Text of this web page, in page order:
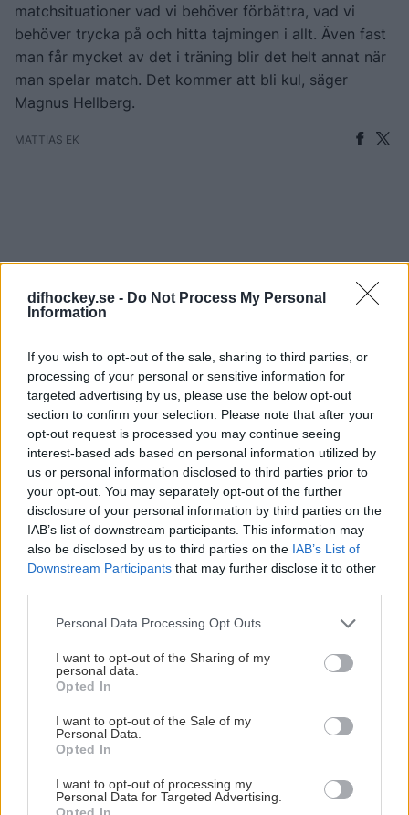
difhockey.se - Do Not Process My Personal
Information
If you wish to opt-out of the sale, sharing to third parties, or
processing of your personal or sensitive information for
targeted advertising by us, please use the below opt-out
section to confirm your selection. Please note that after your
opt-out request is processed you may continue seeing
interest-based ads based on personal information utilized by
us or personal information disclosed to third parties prior to
your opt-out. You may separately opt-out of the further
disclosure of your personal information by third parties on the
IAB’s list of downstream participants. This information may
also be disclosed by us to third parties on the IAB’s List of
Downstream Participants that may further disclose it to other
Please note that this website/app uses one or more Google
not limited to your visit or usage behaviour. You may click to
grant or deny consent to Google and its third-party tags to
use your data for below specified purposes in below Google
consent section.
Personal Data Processing Opt Outs
I want to opt-out of the Sharing of my
personal data.
Opted In
I want to opt-out of the Sale of my
Personal Data.
Opted In
I want to opt-out of processing my
Personal Data for Targeted Advertising.
Opted In
matchsituationer vad vi behöver förbättra, vad vi
behöver trycka på och hitta tajmingen i allt. Även fast
man får mycket av det i träning blir det helt annat när
man spelar match. Det kommer att bli kul, säger
Magnus Hellberg.
MATTIAS EK
SÅ VAR FÖRSTA VECKAN – EN SPELARE
Publicerad:2026-08-07 3 min läsning
Robert Kimby. Foto: Bildbyrån
Första intrycken
Djurgården har klarat av den första
träningsveckan på is.
att en spelare nu lämnar laget.
Hovet. Men från och med i tisdags har isträningen